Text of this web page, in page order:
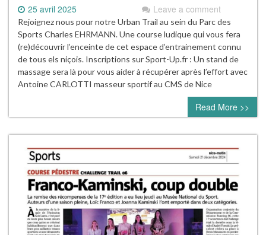
25 avril 2025 Leave a comment
Rejoignez nous pour notre Urban Trail au sein du Parc des
Sports Charles EHRMANN. Une course ludique qui vous fera
(re)découvrir l’enceinte de cet espace d’entrainement connu
de tous els niçois. Inscriptions sur Sport-Up.fr : Un stand de
massage sera là pour vous aider à récupérer après l’effort avec
Antoine CARLOTTI masseur sportif au CMS de Nice
Read More >>